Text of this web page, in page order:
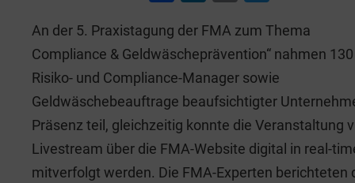
c
e
b
o
o
k
k
e
dI
n
ai
l
tt
er
An der 5. Praxistagung der FMA zum Thema
Compliance & Geldwäscheprävention“ nahmen 130
Risiko- und Compliance-Manager sowie
Geldwäschebeauftrage beaufsichtigter
Präsenz teil, gleichzeitig konnte die Veranstaltung
Livestream über die FMA-Website digital in real-
mitverfolgt werden. Die FMA-Experten berichteten